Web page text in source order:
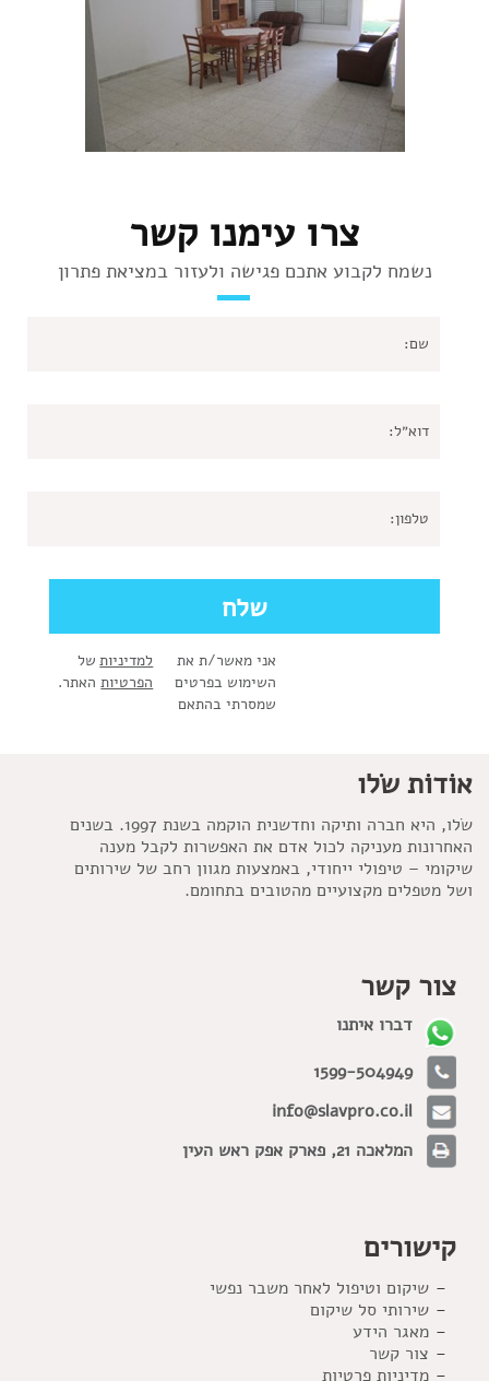
צרו עימנו קשר
נשמח לקבוע אתכם פגישה ולעזור במציאת פתרון
אני מאשר/ת את
השימוש בפרטים
שמסרתי בהתאם
למדיניות
הפרטיות
של
האתר.
אוֹדוֹת שׂלו
שׂלו, היא חברה ותיקה וחדשנית הוקמה בשנת 1997. בשנים
האחרונות מעניקה לכול אדם את האפשרות לקבל מענה
שיקומי – טיפולי ייחודי, באמצעות מגוון רחב של שירותים
ושל מטפלים מקצועיים מהטובים בתחומם.
צור קשר
דברו איתנו
1599-504949
info@slavpro.co.il
המלאכה 21, פארק אפק ראש העין
קישורים
שיקום וטיפול לאחר משבר נפשי
שירותי סל שיקום
מאגר הידע
צור קשר
מדיניות פרטיות